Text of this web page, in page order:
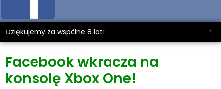
Dziękujemy za wspólne 8 lat!
Facebook wkracza na
konsolę Xbox One!